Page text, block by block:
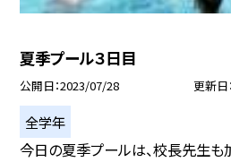
夏季プール３日目
公開日 2023/07/28 更新日
全学年
今日の夏季プールは、校長先生も